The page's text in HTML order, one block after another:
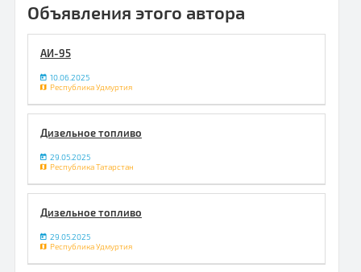
Объявления этого автора
АИ-95
10.06.2025
Республика Удмуртия
Дизельное топливо
29.05.2025
Республика Татарстан
Дизельное топливо
29.05.2025
Республика Удмуртия